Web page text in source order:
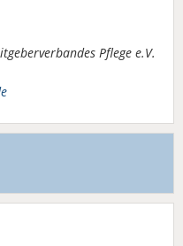
Pflege e.V.